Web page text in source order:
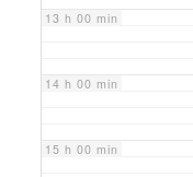
13 h 00 min
14 h 00 min
15 h 00 min